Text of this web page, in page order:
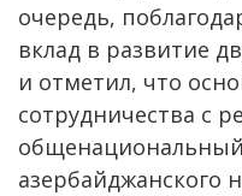
очередь,
вклад в развитие
и отметил, что
сотрудничества с
азербайджанского